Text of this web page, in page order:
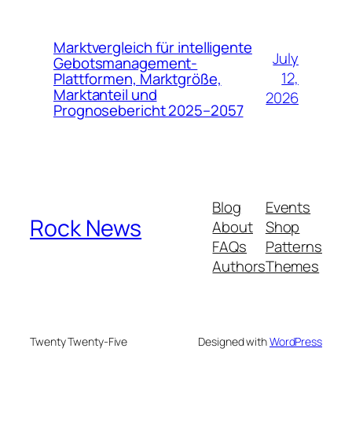
Marktvergleich für intelligente
Gebotsmanagement-
Plattformen, Marktgröße,
Marktanteil und
Prognosebericht 2025–2057
July
12,
2026
Rock News
Blog
About
FAQs
Authors
Events
Shop
Patterns
Themes
Twenty Twenty-Five Designed withWordPress